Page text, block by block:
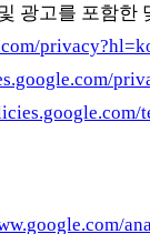
광고를 포함한